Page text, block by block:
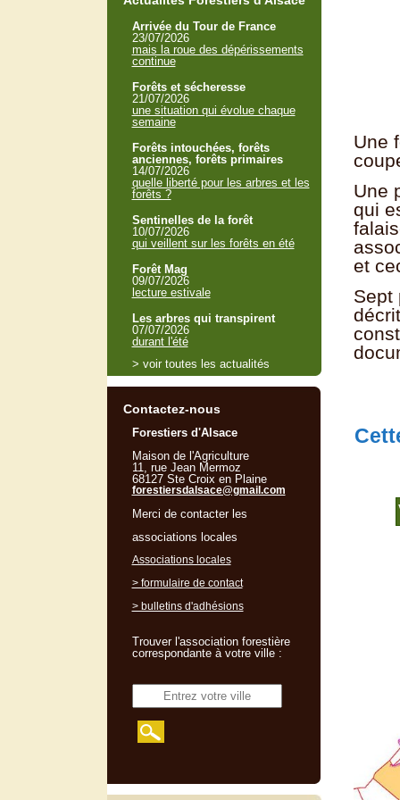
Une
Une
qui
et
Sept
Arrivée du Tour de France
23/07/2026
mais la roue des dépérissements
continue
Forêts et sécheresse
21/07/2026
une situation qui évolue chaque
semaine
Forêts intouchées, forêts
anciennes, forêts primaires
14/07/2026
quelle liberté pour les arbres et les
forêts ?
Sentinelles de la forêt
10/07/2026
qui veillent sur les forêts en été
Forêt Mag
09/07/2026
lecture estivale
Les arbres qui transpirent
07/07/2026
durant l'été
> voir toutes les actualités
Contactez-nous
Forestiers d'Alsace
Maison de l'Agriculture
11, rue Jean Mermoz
68127 Ste Croix en Plaine
forestiersdalsace@gmail.com
Merci de contacter les
associations locales
Associations locales
> formulaire de contact
> bulletins d'adhésions
Trouver l'association forestière
correspondante à votre ville :